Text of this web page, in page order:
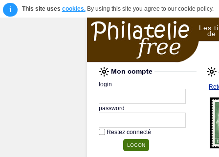
i This site uses cookies.By using this site you agree to our cookie policy.
Les
de
Mon compte
login
password
Restez connecté